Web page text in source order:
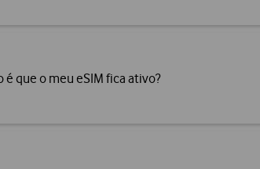
é que o meu eSIM fica ativo?